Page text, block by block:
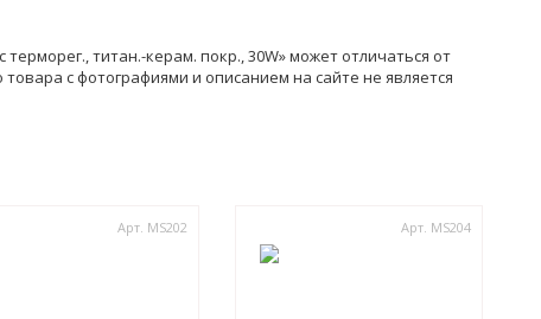
титан.-керам. покр., 30W» может отличаться от
с фотографиями и описанием на сайте не является
Арт. MS202 Арт. MS204